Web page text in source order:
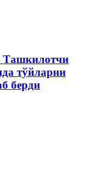
Ташкилотчи
тўйларни
берди